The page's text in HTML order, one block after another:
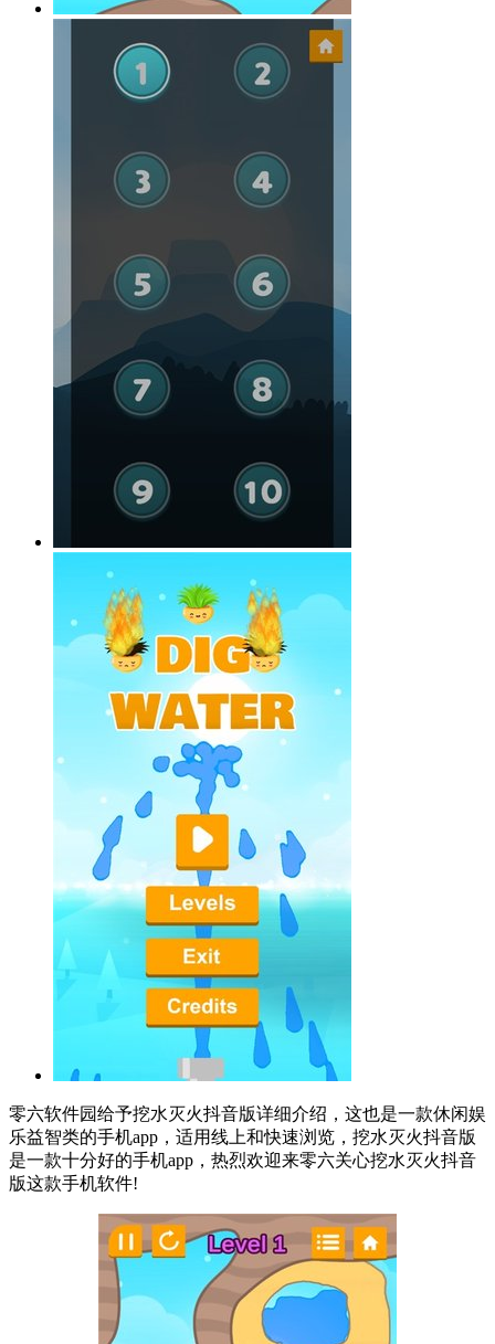
零六软件园给予挖水灭火抖音版详细介绍，这也是一款休闲娱
乐益智类的手机app，适用线上和快速浏览，挖水灭火抖音版
是一款十分好的手机app，热烈欢迎来零六关心挖水灭火抖音
版这款手机软件!